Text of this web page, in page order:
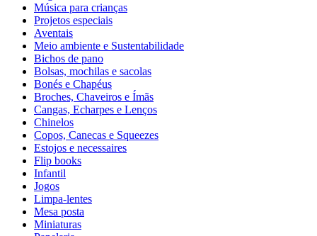
Música para crianças
Projetos especiais
Aventais
Meio ambiente e Sustentabilidade
Bichos de pano
Bolsas, mochilas e sacolas
Bonés e Chapéus
Broches, Chaveiros e Ímãs
Cangas, Echarpes e Lenços
Chinelos
Copos, Canecas e Squeezes
Estojos e necessaires
Flip books
Infantil
Jogos
Limpa-lentes
Mesa posta
Miniaturas